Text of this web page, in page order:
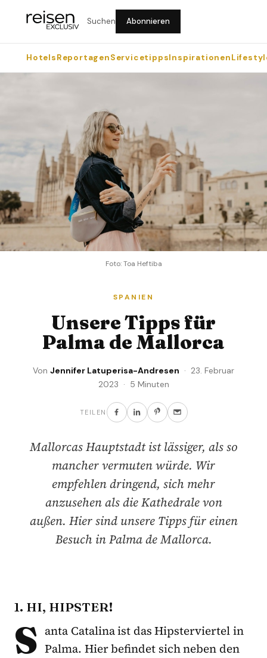
Suchen Abonnieren
HotelsReportagenServicetippsInspirationen
Foto: Toa Heftiba
SPANIEN
Unsere Tipps für
Palma de Mallorca
Von Jennifer Latuperisa-Andresen · 23. Februar
2023 · 5 Minuten
TEILEN
Mallorcas Hauptstadt ist lässiger, als so
mancher vermuten würde. Wir
empfehlen dringend, sich mehr
anzusehen als die Kathedrale von
außen. Hier sind unsere Tipps für einen
Besuch in Palma de Mallorca.
1. HI, HIPSTER!
S anta Catalina ist das Hipsterviertel in
Palma. Hier befindet sich neben den